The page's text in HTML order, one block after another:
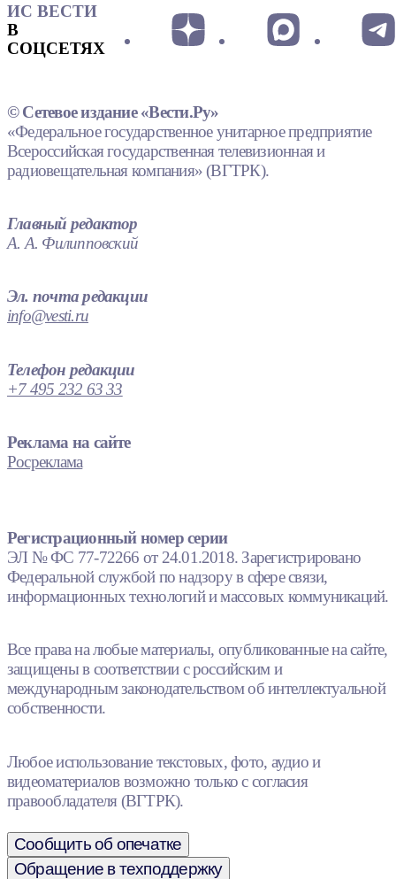
ИС ВЕСТИ
В
СОЦСЕТЯХ
© Сетевое издание «Вести.Ру»
«Федеральное государственное унитарное предприятие
Всероссийская государственная телевизионная и
радиовещательная компания» (ВГТРК).
Главный редактор
А. А. Филипповский
Эл. почта редакции
info@vesti.ru
Телефон редакции
+7 495 232 63 33
Реклама на сайте
Росреклама
Регистрационный номер серии
ЭЛ № ФС 77-72266 от 24.01.2018. Зарегистрировано
Федеральной службой по надзору в сфере связи,
информационных технологий и массовых коммуникаций.
Все права на любые материалы, опубликованные на сайте,
защищены в соответствии с российским и
международным законодательством об интеллектуальной
собственности.
Любое использование текстовых, фото, аудио и
видеоматериалов возможно только с согласия
правообладателя (ВГТРК).
Сообщить об опечатке
Обращение в техподдержку